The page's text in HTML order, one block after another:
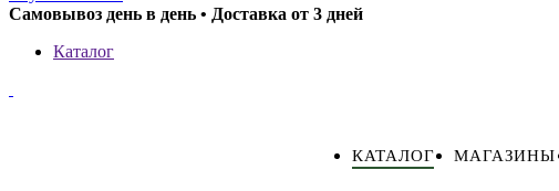
Самовывоз день в день • Доставка от 3 дней
Каталог
КАТАЛОГ МАГАЗИНЫ